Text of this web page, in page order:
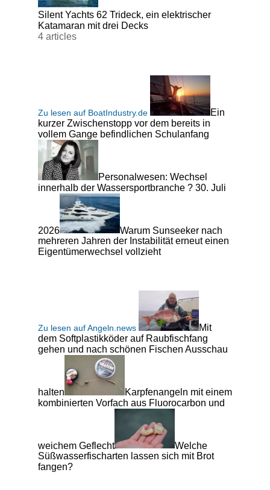
Silent Yachts 62 Trideck, ein elektrischer
Katamaran mit drei Decks
4 articles
Zu lesen auf BoatIndustry.de
Ein
kurzer Zwischenstopp vor dem bereits in
vollem Gange befindlichen Schulanfang
Personalwesen: Wechsel
innerhalb der Wassersportbranche ? 30. Juli
2026
Warum Sunseeker nach
mehreren Jahren der Instabilität erneut einen
Eigentümerwechsel vollzieht
Zu lesen auf Angeln.news
Mit
dem Softplastikköder auf Raubfischfang
gehen und nach schönen Fischen Ausschau
halten
Karpfenangeln mit einem
kombinierten Vorfach aus Fluorocarbon und
weichem Geflecht
Welche
Süßwasserfischarten lassen sich mit Brot
fangen?